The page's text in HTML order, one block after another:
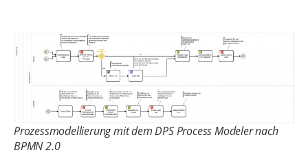
Prozessmodellierung mit dem DPS Process Modeler nach
BPMN 2.0